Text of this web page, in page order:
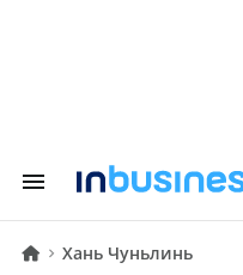
Хань Чуньлинь